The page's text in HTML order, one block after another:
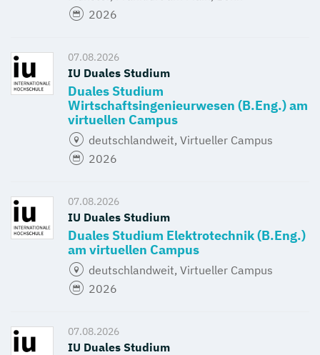
2026
07.08.2026
IU Duales Studium
Duales Studium
Wirtschaftsingenieurwesen (B.Eng.) am
virtuellen Campus
deutschlandweit, Virtueller Campus
2026
07.08.2026
IU Duales Studium
Duales Studium Elektrotechnik (B.Eng.)
am virtuellen Campus
deutschlandweit, Virtueller Campus
2026
07.08.2026
IU Duales Studium